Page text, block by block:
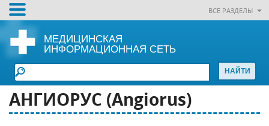
ВСЕ РАЗДЕЛЫ
МЕДИЦИНСКАЯ
ИНФОРМАЦИОННАЯ СЕТЬ
АНГИОРУС (Angiorus)